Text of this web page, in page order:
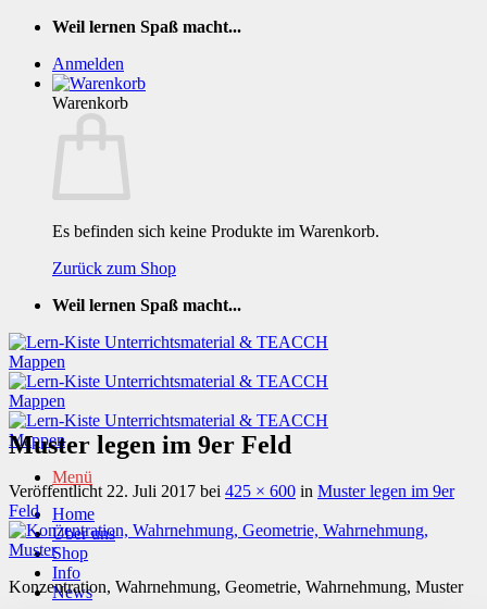
Zum
springen
Weil lernen Spaß macht...
Anmelden
Warenkorb
Es befinden sich keine Produkte im Warenkorb.
Zurück zum Shop
Weil lernen Spaß macht...
Menü
Home
Über uns
Shop
Info
News
Muster legen im 9er Feld
Veröffentlicht 22. Juli 2017 bei 425 × 600 in Muster legen im 9er
Feld
Konzentration, Wahrnehmung, Geometrie, Wahrnehmung, Muster